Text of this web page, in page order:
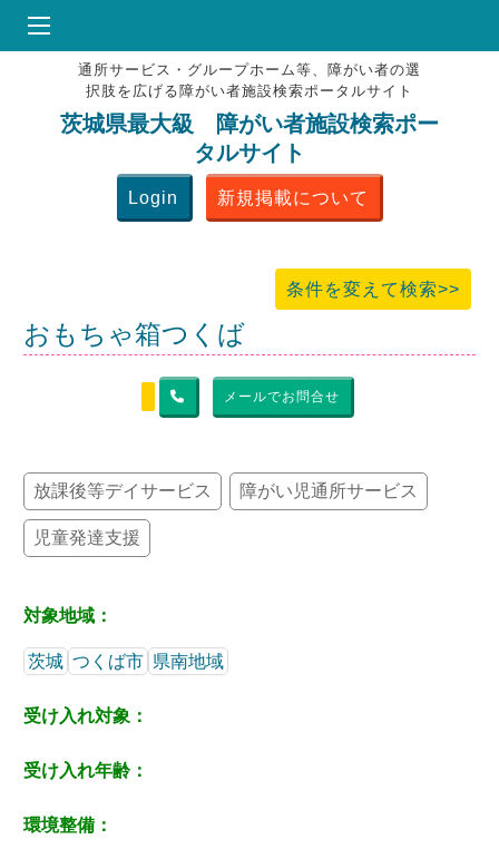
HOME
♥お気にりブックマーク
掲載会員MENU
よくある質問
通所サービス・グループホーム等、障がい者の選
択肢を広げる障がい者施設検索ポータルサイト
茨城県最大級 障がい者施設検索ポー
タルサイト
Login 新規掲載について
条件を変えて検索>>
おもちゃ箱つくば
メールでお問合せ
放課後等デイサービス 障がい児通所サービス
児童発達支援
対象地域：
茨城 つくば市 県南地域
受け入れ対象：
受け入れ年齢：
環境整備：